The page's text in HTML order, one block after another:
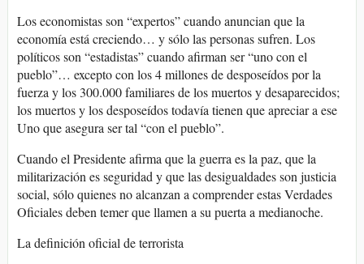
Los economistas son “expertos” cuando anuncian que la
economía está creciendo… y sólo las personas sufren. Los
políticos son “estadistas” cuando afirman ser “uno con el
pueblo”… excepto con los 4 millones de desposeídos por la
fuerza y los 300.000 familiares de los muertos y desaparecidos;
los muertos y los desposeídos todavía tienen que apreciar a ese
Uno que asegura ser tal “con el pueblo”.
Cuando el Presidente afirma que la guerra es la paz, que la
militarización es seguridad y que las desigualdades son justicia
social, sólo quienes no alcanzan a comprender estas Verdades
Oficiales deben temer que llamen a su puerta a medianoche.
La definición oficial de terrorista